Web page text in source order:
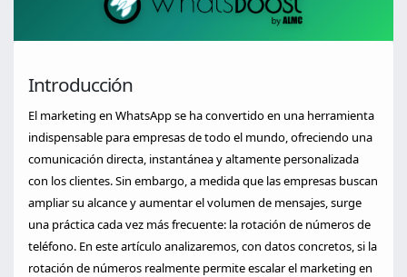
Introducción
El marketing en WhatsApp se ha convertido en una herramienta
indispensable para empresas de todo el mundo, ofreciendo una
comunicación directa, instantánea y altamente personalizada
con los clientes. Sin embargo, a medida que las empresas buscan
ampliar su alcance y aumentar el volumen de mensajes, surge
una práctica cada vez más frecuente: la rotación de números de
teléfono. En este artículo analizaremos, con datos concretos, si la
rotación de números realmente permite escalar el marketing en